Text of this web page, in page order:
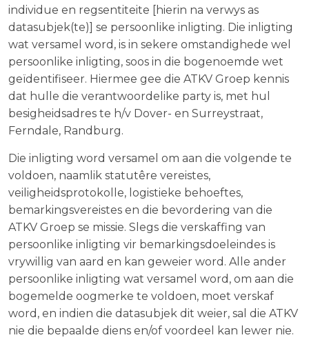
individue en regsentiteite [hierin na verwys as
datasubjek(te)] se persoonlike inligting. Die inligting
wat versamel word, is in sekere omstandighede wel
persoonlike inligting, soos in die bogenoemde wet
geïdentifiseer. Hiermee gee die ATKV Groep kennis
dat hulle die verantwoordelike party is, met hul
besigheidsadres te h/v Dover- en Surreystraat,
Ferndale, Randburg.
Die inligting word versamel om aan die volgende te
voldoen, naamlik statutêre vereistes,
veiligheidsprotokolle, logistieke behoeftes,
bemarkingsvereistes en die bevordering van die
ATKV Groep se missie. Slegs die verskaffing van
persoonlike inligting vir bemarkingsdoeleindes is
vrywillig van aard en kan geweier word. Alle ander
persoonlike inligting wat versamel word, om aan die
bogemelde oogmerke te voldoen, moet verskaf
word, en indien die datasubjek dit weier, sal die ATKV
nie die bepaalde diens en/of voordeel kan lewer nie.